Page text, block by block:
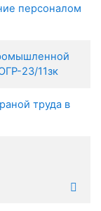
персоналом
23/11зк
труда в